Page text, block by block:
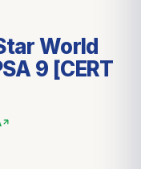
World
9 [CERT